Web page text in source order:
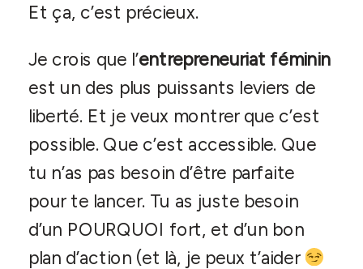
Et ça, c’est précieux.
Je crois que l’entrepreneuriat féminin
est un des plus puissants leviers de
liberté. Et je veux montrer que c’est
possible. Que c’est accessible. Que
tu n’as pas besoin d’être parfaite
pour te lancer. Tu as juste besoin
d’un POURQUOI fort, et d’un bon
plan d’action (et là, je peux t’aider